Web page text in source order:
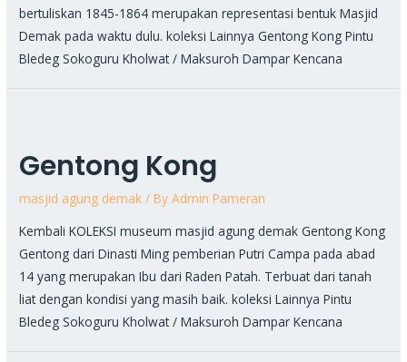
bertuliskan 1845-1864 merupakan representasi bentuk Masjid
Demak pada waktu dulu. koleksi Lainnya Gentong Kong Pintu
Bledeg Sokoguru Kholwat / Maksuroh Dampar Kencana
Gentong Kong
masjid agung demak / ByAdmin Pameran
Kembali KOLEKSI museum masjid agung demak Gentong Kong
Gentong dari Dinasti Ming pemberian Putri Campa pada abad
14 yang merupakan Ibu dari Raden Patah. Terbuat dari tanah
liat dengan kondisi yang masih baik. koleksi Lainnya Pintu
Bledeg Sokoguru Kholwat / Maksuroh Dampar Kencana